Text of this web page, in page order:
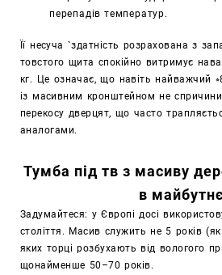
перепадів температур.
Її несуча `здатність розрахована з
товстого щита спокійно витримує
кг. Це означає, що навіть найважчий
із масивним кронштейном не
перекосу дверцят, що часто
аналогами.
Тумба під тв з масиву
в майбутнє
Задумайтеся: у Європі досі
століття. Масив служить не 5 років
яких торці розбухають від вологого
щонайменше 50–70 років.